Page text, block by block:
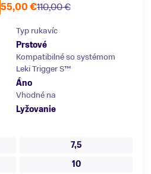
110,00 €
55,00 €
Typ rukavíc
Prstové
Kompatibilné so systémom
Leki Trigger S™
Áno
Vhodné na
Lyžovanie
7,5
10